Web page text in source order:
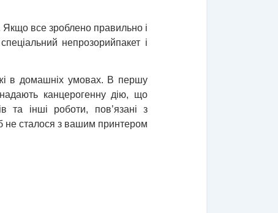
Якщо все зроблено правильно і
непрозорийпакет і
в домашніх умовах. В першу
канцерогенну дію, що
та інші роботи, пов’язані з
не сталося з вашим принтером